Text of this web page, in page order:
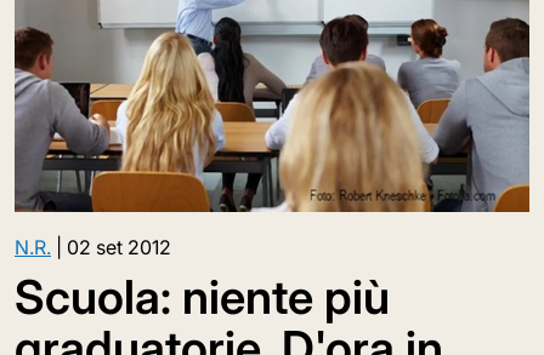
N.R. 02 set 2012
Scuola: niente più